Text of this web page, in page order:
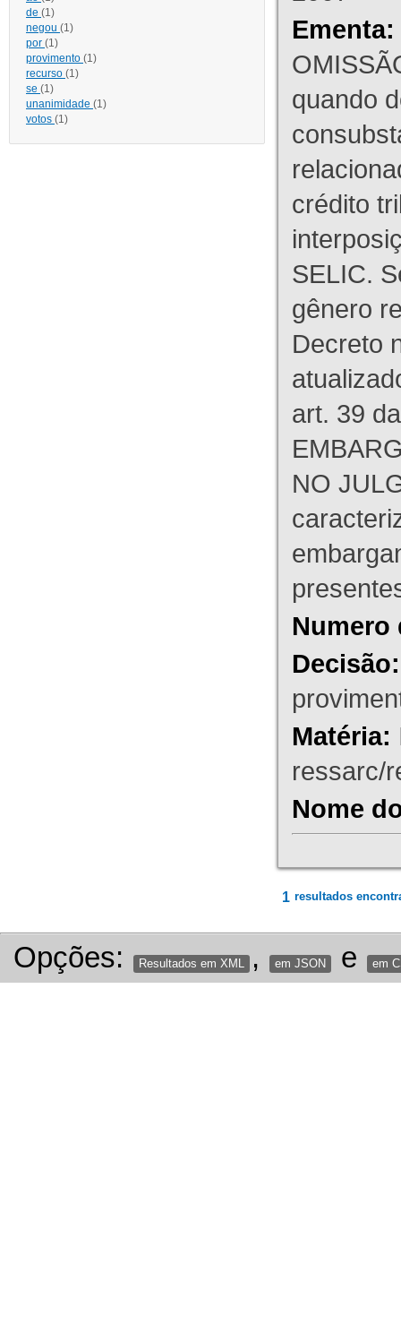
de (1)
negou (1)
por (1)
provimento (1)
recurso (1)
se (1)
unanimidade (1)
votos (1)
Ementa:
quando
crédito
SELIC.
gênero
Decreto
art. 39
NO
Numero
Decisão:
Matéria:
ressarc/
Nome
1 resultados
Opções: Resultados em XML , em JSON e em